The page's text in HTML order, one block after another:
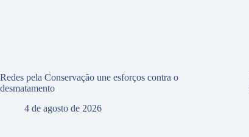
Redes pela Conservação une esforços contra o
desmatamento
4 de agosto de 2026